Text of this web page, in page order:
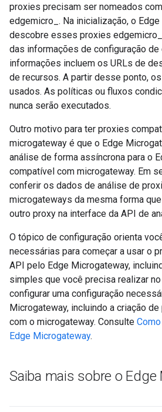
proxies precisam ser nomeados
edgemicro_. Na inicialização, o
descobre esses proxies
das informações de configuração de
informações incluem os URLs de
de recursos. A partir desse ponto,
usados. As políticas ou fluxos
nunca serão executados.
Outro motivo para ter proxies
microgateway é que o Edge
análise de forma assíncrona para o
compatível com microgateway. Em
conferir os dados de análise de
microgateways da mesma forma
outro proxy na interface da API de
O tópico de configuração orienta
necessárias para começar a usar o
API pelo Edge Microgateway,
simples que você precisa realizar
configurar uma configuração
Microgateway, incluindo a criação
com o microgateway. Consulte
Edge Microgateway.
Saiba mais sobre o